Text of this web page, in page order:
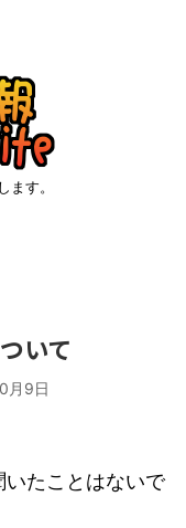
ます。
いて
月9日
いたことはないで